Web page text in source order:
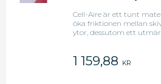
Cell-Aire är ett tunt
öka friktionen mellan
ytor, dessutom ett
1 159,88 KR